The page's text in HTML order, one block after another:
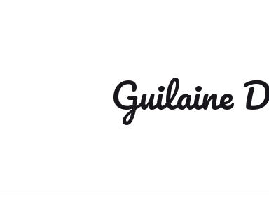
Guilaine